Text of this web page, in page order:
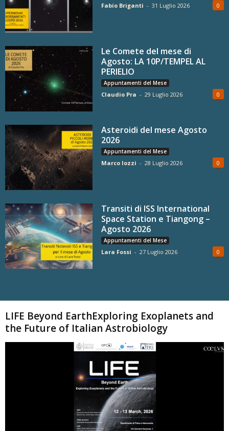
Fabio Briganti - 31 Luglio 2026 0
Le Comete del mese di
Agosto: LA 10P/TEMPEL AL
PERIELIO
Appuntamenti del Mese
Claudio Pra - 29 Luglio 2026 0
Asteroidi del mese Agosto
2026
Appuntamenti del Mese
Marco Iozzi - 28 Luglio 2026 0
Transiti di ISS International
Space Station e Tiangong –
Agosto 2026
Appuntamenti del Mese
Lara Fossi - 27 Luglio 2026 0
LIFE Beyond EarthExploring Exoplanets and
the Future of Italian Astrobiology